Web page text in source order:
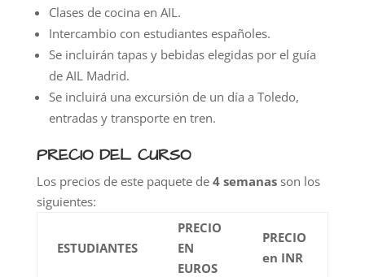
Clases de cocina en AIL.
Intercambio con estudiantes españoles.
Se incluirán tapas y bebidas elegidas por el guía
de AIL Madrid.
Se incluirá una excursión de un día a Toledo,
entradas y transporte en tren.
PRECIO DEL CURSO
Los precios de este paquete de 4 semanasson los
siguientes:
ESTUDIANTES
PRECIO
EN
EUROS
PRECIO
en INR